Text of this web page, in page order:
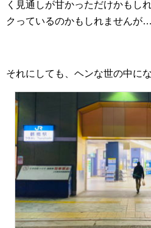
く見通しが甘かっただけかもし
クっているのかもしれませんが…
それにしても、ヘンな世の中に